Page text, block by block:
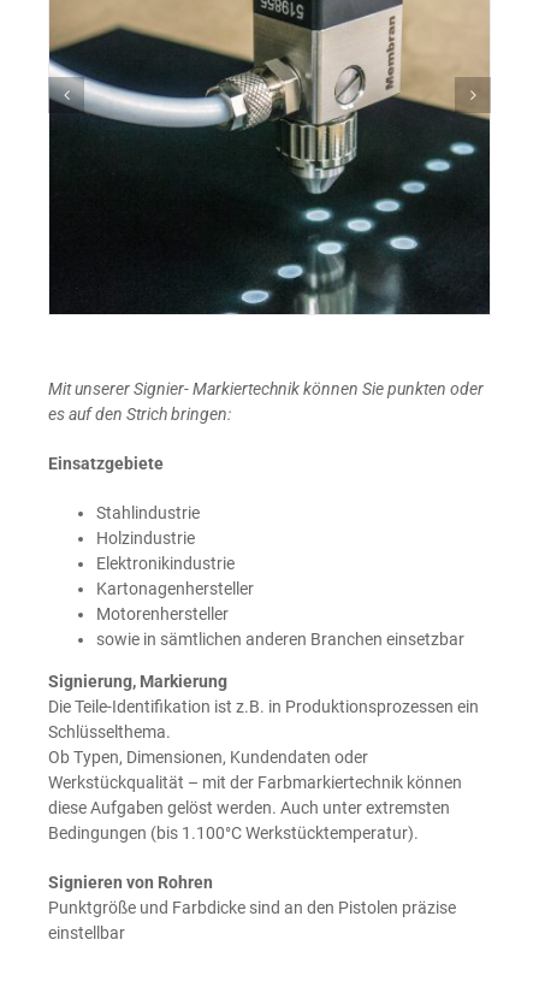
Mit unse­rer Signier- Mar­kier­tech­nik kön­nen Sie punk­ten oder
es auf den Strich bringen:
Ein­satz­ge­bie­te
Stahl­in­dus­trie
Holz­in­dus­trie
Elek­tronik­in­dus­trie
Kar­to­na­gen­her­stel­ler
Moto­ren­her­stel­ler
sowie in sämt­li­chen ande­ren Bran­chen einsetzbar
Signie­rung, Markierung
Die Tei­le-Iden­ti­fi­ka­ti­on ist z.B. in Pro­duk­ti­ons­pro­zes­sen ein
Schlüsselthema.
Ob Typen, Dimen­sio­nen, Kun­den­da­ten oder
Werk­stück­qua­li­tät – mit der Farb­mar­kier­tech­nik kön­nen
die­se Auf­ga­ben gelöst wer­den. Auch unter extrems­ten
Bedin­gun­gen (bis 1.100°C Werkstücktemperatur).
Signie­ren von Rohren
Punkt­grö­ße und Farb­di­cke sind an den Pis­to­len prä­zi­se
einstellbar